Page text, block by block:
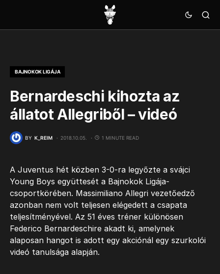
BAJNOKOK LIGÁJA
Bernardeschi kihozta az
állatot Allegriből – videó
BY K_REIM 2018.10.05. 1 MINUTE READ
A Juventus hét közben 3-0-ra legyőzte a svájci
Young Boys együttesét a Bajnokok Ligája-
csoportkörében. Massimiliano Allegri vezetőedző
azonban nem volt teljesen elégedett a csapata
teljesítményével. Az 51 éves tréner különösen
Federico Bernardeschire akadt ki, amelynek
alaposan hangot is adott egy akciónál egy szurkolói
videó tanulsága alapján.